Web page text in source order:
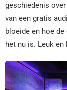
geschiedenis
van een gratis
bloeide en hoe
het nu is. Leuk